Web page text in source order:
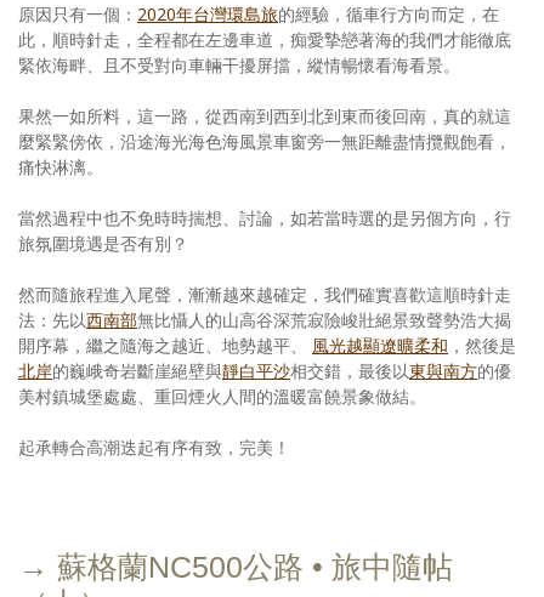
原因只有一個： 2020年台灣環島旅的經驗，循車行方向而定，在
此，順時針走，全程都在左邊車道，痴愛摯戀著海的我們才能徹底
緊依海畔、且不受對向車輛干擾屏擋，縱情暢懷看海看景。
果然一如所料，這一路，從西南到西到北到東而後回南，真的就這
麼緊緊傍依，沿途海光海色海風景車窗旁一無距離盡情攬觀飽看，
痛快淋漓。
當然過程中也不免時時揣想、討論，如若當時選的是另個方向，行
旅氛圍境遇是否有別？
然而隨旅程進入尾聲，漸漸越來越確定，我們確實喜歡這順時針走
法：先以西南部無比懾人的山高谷深荒寂險峻壯絕景致聲勢浩大揭
開序幕，繼之隨海之越近、地勢越平、 風光越顯遼曠柔和 ，然後是
北岸的巍峨奇岩斷崖絕壁與靜白平沙相交錯，最後以東與南方的優
美村鎮城堡處處、重回煙火人間的溫暖富饒景象做結。
起承轉合高潮迭起有序有致，完美！
→ 蘇格蘭NC500公路 • 旅中隨帖